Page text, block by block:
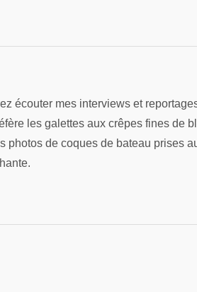
écouter mes interviews et
les galettes aux crêpes fines de
photos de coques de bateau prises